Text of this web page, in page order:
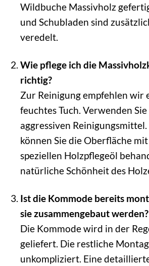
Wildbuche Massivholz
und Schubladen sind
veredelt.
Wie pflege ich die
richtig?
Zur Reinigung empfehlen wir
feuchtes Tuch. Verwenden
aggressiven
können Sie die Oberfläche
speziellen Holzpflegeöl
natürliche Schönheit des
Ist die Kommode bereits
sie zusammengebaut werden?
Die Kommode wird in der
geliefert. Die restliche
unkompliziert. Eine